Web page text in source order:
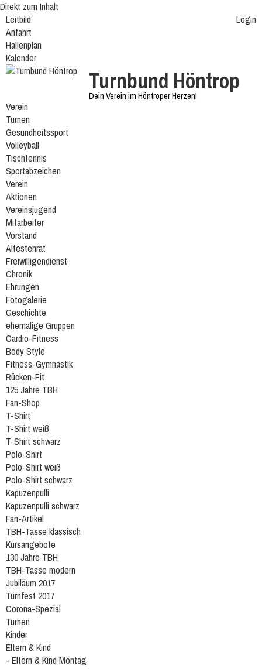
Direkt zum Inhalt
Login
Leitbild
Anfahrt
Hallenplan
Kalender
Turnbund Höntrop
Dein Verein im Höntroper Herzen!
Verein
Turnen
Gesundheitssport
Volleyball
Tischtennis
Sportabzeichen
Verein
Aktionen
Vereinsjugend
Mitarbeiter
Vorstand
Ältestenrat
Freiwilligendienst
Chronik
Ehrungen
Fotogalerie
Geschichte
ehemalige Gruppen
Cardio-Fitness
Body Style
Fitness-Gymnastik
Rücken-Fit
125 Jahre TBH
Fan-Shop
T-Shirt
T-Shirt weiß
T-Shirt schwarz
Polo-Shirt
Polo-Shirt weiß
Polo-Shirt schwarz
Kapuzenpulli
Kapuzenpulli schwarz
Fan-Artikel
TBH-Tasse klassisch
Kursangebote
130 Jahre TBH
TBH-Tasse modern
Jubiläum 2017
Turnfest 2017
Corona-Spezial
Turnen
Kinder
Eltern & Kind
- Eltern & Kind Montag